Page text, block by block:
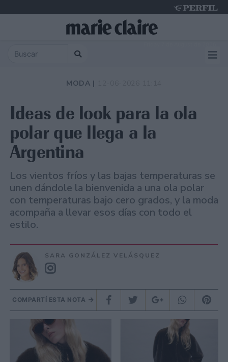
MODA |
Ideas de look para la ola
polar que llega a la
Argentina
Los vientos fríos y las bajas temperaturas se
unen dándole la bienvenida a una ola polar
con temperaturas bajo cero grados, y la moda
acompaña a llevar esos días con todo el
estilo.
SARA GONZÁLEZ VELÁSQUEZ
COMPARTÍ ESTA NOTA